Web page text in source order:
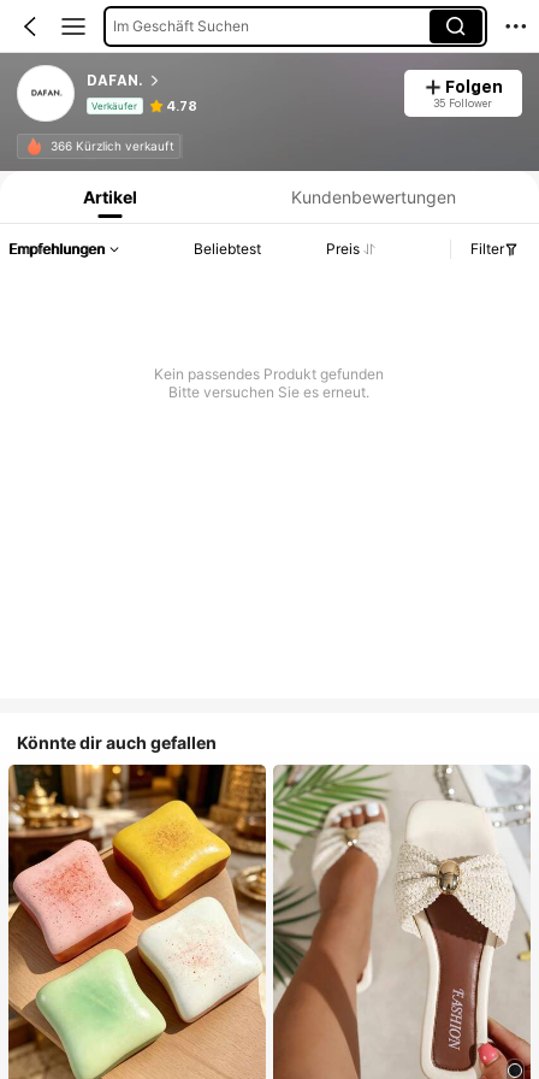
Im Geschäft Suchen
DAFAN.
Verkäufer 4.78
Folgen
35 Follower
366 Kürzlich verkauft
Produktinformation: Preisangabe, Verkaufs- und Lagerbestandsdetails.
Artikel Kundenbewertungen
Empfehlungen Beliebtest Preis Filter
Kein passendes Produkt gefunden
Bitte versuchen Sie es erneut.
Könnte dir auch gefallen